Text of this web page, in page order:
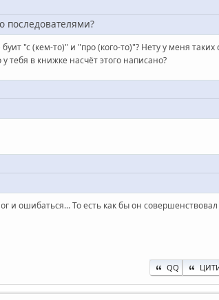
последователями?
"с (кем-то)" и "про (кого-то)"? Нету у меня таких
тебя в книжке насчёт этого написано?
и ошибаться... То есть как бы он
QQ